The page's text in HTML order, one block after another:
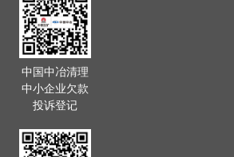
中国中冶清理
中小企业欠款
投诉登记